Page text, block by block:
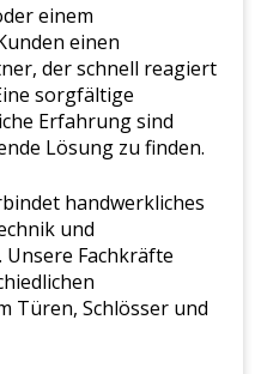
einem
einen
der schnell reagiert
sorgfältige
Erfahrung sind
Lösung zu finden.
handwerkliches
und
Fachkräfte
Türen, Schlösser und